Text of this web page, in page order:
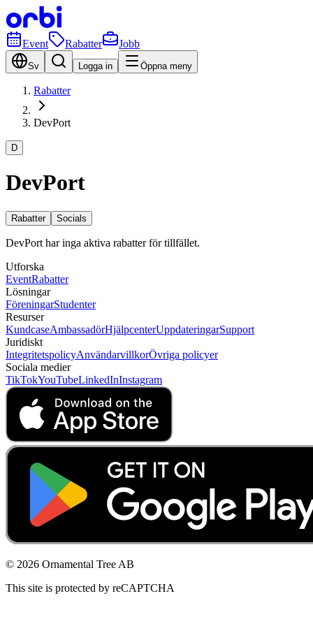
Event Rabatter Jobb
Sv Logga in Öppna meny
Rabatter
DevPort
D
DevPort
Rabatter Socials
DevPort har inga aktiva rabatter för tillfället.
Utforska
EventRabatter
Lösningar
FöreningarStudenter
Resurser
KundcaseAmbassadörHjälpcenterUppdateringarSupport
Juridiskt
IntegritetspolicyAnvändarvillkorÖvriga policyer
Sociala medier
TikTokYouTubeLinkedInInstagram
© 2026 Ornamental Tree AB
This site is protected by reCAPTCHA